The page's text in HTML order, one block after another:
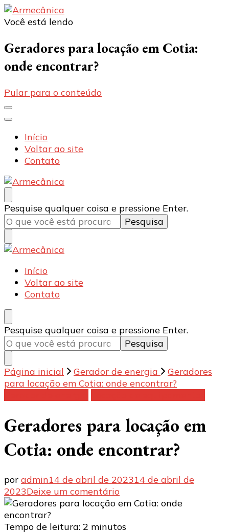
Você está lendo
Geradores para locação em Cotia:
onde encontrar?
Pular para o conteúdo
Início
Voltar ao site
Contato
Armecânica
Blog
Procurando
algo?
Pesquise qualquer coisa e pressione Enter.
Armecânica
Blog
Início
Voltar ao site
Contato
Procurando
algo?
Pesquise qualquer coisa e pressione Enter.
Página inicial Gerador de energia
Geradores
para locação em Cotia: onde encontrar?
Geradores para locação em
Cotia: onde encontrar?
por admin14 de abril de 202314 de abril de
2023Deixe um comentárioem
Geradores
locação
Tempo de leitura: 2 minutos